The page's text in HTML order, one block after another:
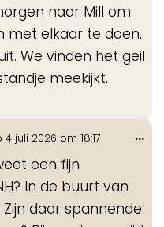
naar Mill om
met elkaar te doen.
We vinden het geil
meekijkt.
4 juli 2026 om 18:17
een fijn
In de buurt van
daar spannende
...